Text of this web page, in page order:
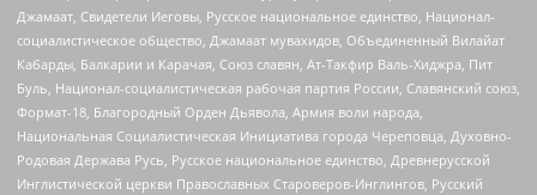
Джамаат, Свидетели Иеговы, Русское национальное единство, Национал-
социалистическое общество, Джамаат мувахидов, Объединенный Вилайат
Кабарды, Балкарии и Карачая, Союз славян, Ат-Такфир Валь-Хиджра, Пит
Буль, Национал-социалистическая рабочая партия России, Славянский союз,
Формат-18, Благородный Орден Дьявола, Армия воли народа,
Национальная Социалистическая Инициатива города Череповца, Духовно-
Родовая Держава Русь, Русское национальное единство, Древнерусской
Инглистической церкви Православных Староверов-Инглингов, Русский